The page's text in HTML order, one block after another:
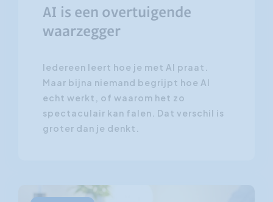
AI is een overtuigende
waarzegger
Iedereen leert hoe je met AI praat.
Maar bijna niemand begrijpt hoe AI
echt werkt, of waarom het zo
spectaculair kan falen. Dat verschil is
groter dan je denkt.